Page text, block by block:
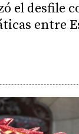
el desfile
entre